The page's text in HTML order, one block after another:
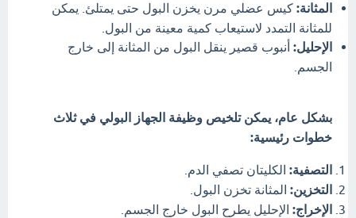
المثانة: كيس عضلي مرن يخزن البول حتى يمتلئ. يمكن
للمثانة التمدد لاستيعاب كمية معينة من البول.
الإحليل: أنبوب قصير ينقل البول من المثانة إلى خارج
الجسم.
بشكل عام، يمكن تلخيص وظيفة الجهاز البولي في ثلاث
خطوات رئيسية:
التصفية: الكليتان تصفي الدم.
التخزين: المثانة تخزن البول.
الإخراج: الإحليل يطرح البول خارج الجسم.